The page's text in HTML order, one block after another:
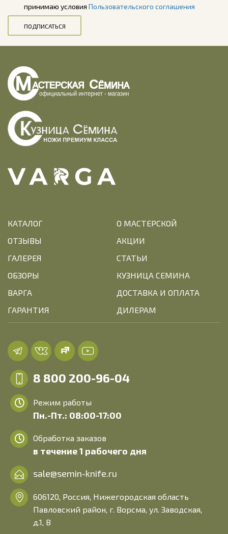
принимаю условия Пользовательского соглашения
ПОДПИСАТЬСЯ
КАТАЛОГ
О МАСТЕРСКОЙ
ОТЗЫВЫ
АКЦИИ
ГАЛЕРЕЯ
СТАТЬИ
ОБЗОРЫ
КУЗНИЦА СЕМИНА
ВАРГА
ДОСТАВКА И ОПЛАТА
ГАРАНТИЯ
ДИЛЕРАМ
8 800 200-96-04
Режим работы
Пн.-Пт.: 08:00-17:00
Обработка заказов
в течение 1 рабочего дня
sale@semin-knife.ru
606120, Россия, Нижегородская область
Павловский район, г. Ворсма, ул. Заводская,
д.1, В